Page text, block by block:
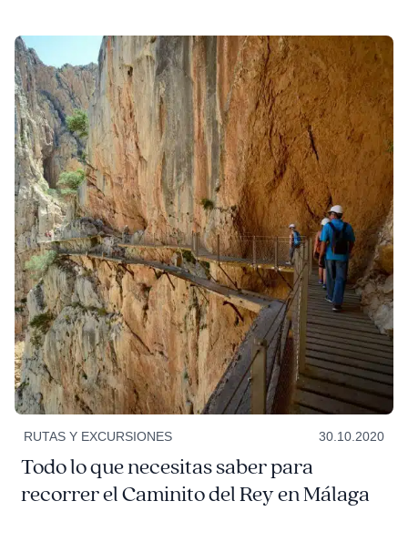
RUTAS Y EXCURSIONES 30.10.2020
Todo lo que necesitas saber para
recorrer el Caminito del Rey en Málaga